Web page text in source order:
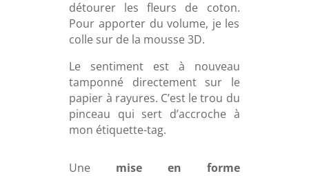
détourer les fleurs de coton.
Pour apporter du volume, je les
colle sur de la mousse 3D.
Le sentiment est à nouveau
tamponné directement sur le
papier à rayures. C’est le trou du
pinceau qui sert d’accroche à
mon étiquette-tag.
Une mise en forme